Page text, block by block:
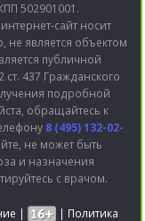
502901001.
сайт носит
является объектом
публичной
437 Гражданского
подробной
обращайтесь к
8 (495) 132-02-
не может быть
и назначения
с врачом.
| | Политика